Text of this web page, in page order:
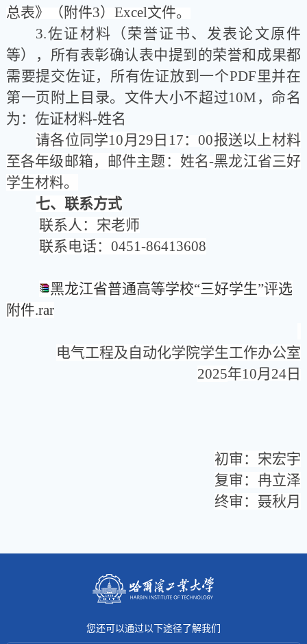
总表》（附件3） Excel文件。
3.佐证材料（荣誉证书、发表论文原件
等），所有表彰确认表中提到的荣誉和成果都
需要提交佐证，所有佐证放到一个PDF里并在
第一页附上目录。文件大小不超过10M ，命名
为 ： 佐证材料-姓名
请各位同学10月 29 日 17：00报送以上材料
至各年级邮箱， 邮件主题： 姓名-黑龙江省三好
学生材料。
七、联系方式
联系人：宋老师
联系电话： 0451-86413608
黑龙江省普通高等学校“三好学生”评选
附件.rar
电气工程及自动化学院学生工作办公室
2025年10月 24 日
初审：宋宏宇
复审：冉立泽
终审：聂秋月
您还可以通过以下途径了解我们